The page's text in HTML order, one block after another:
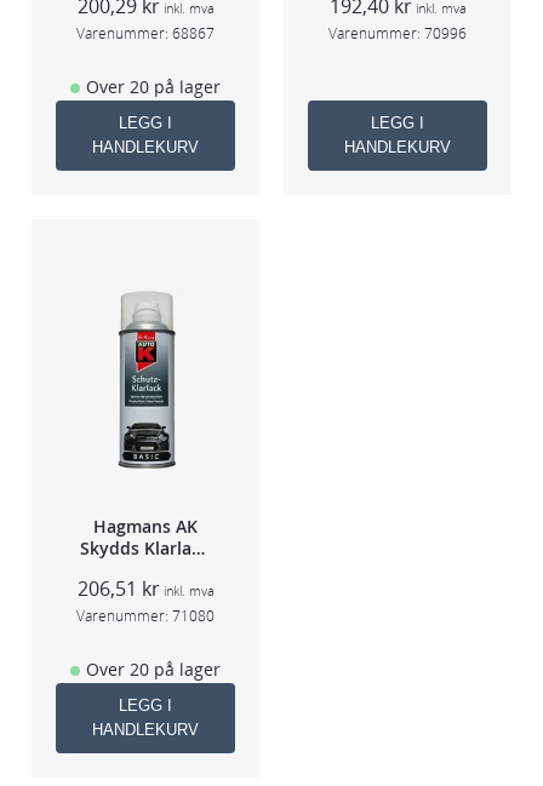
200,29 kr inkl. mva
Varenummer: 68867
Over 20 på lager
LEGG I
HANDLEKURV
192,40 kr inkl. mva
Varenummer: 70996
LEGG I
HANDLEKURV
Hagmans AK
Skydds Klarlakk
206,51 kr inkl. mva
Varenummer: 71080
Over 20 på lager
LEGG I
HANDLEKURV